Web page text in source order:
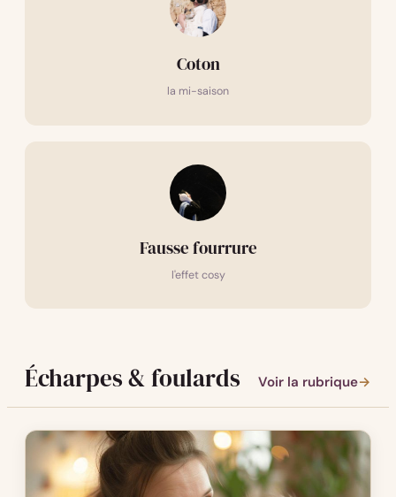
Coton
la mi-saison
Fausse fourrure
l'effet cosy
Écharpes & foulards Voir la rubrique→